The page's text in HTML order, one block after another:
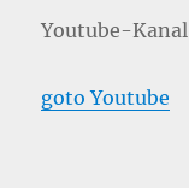
Youtube-Kanal
goto Youtube